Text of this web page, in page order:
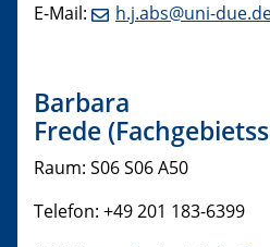
E-Mail:
h.j.abs@uni-
Barbara
Frede
Raum: S06 S06 A50
Telefon: +49 201 183-6399